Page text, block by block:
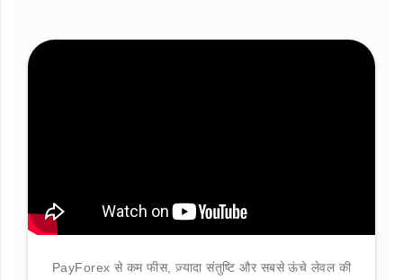
PayForex से कम फीस, ज़्यादा संतुष्टि और सबसे ऊंचे लेवल की